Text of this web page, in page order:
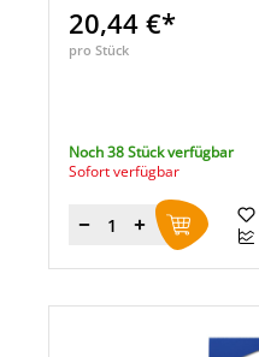
20,44 €*
pro Stück
Noch 38 Stück verfügbar
Sofort verfügbar
Menge